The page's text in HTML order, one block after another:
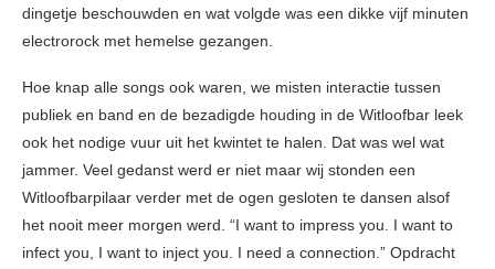
dingetje beschouwden en wat volgde was een dikke vijf minuten
electrorock met hemelse gezangen.
Hoe knap alle songs ook waren, we misten interactie tussen
publiek en band en de bezadigde houding in de Witloofbar leek
ook het nodige vuur uit het kwintet te halen. Dat was wel wat
jammer. Veel gedanst werd er niet maar wij stonden een
Witloofbarpilaar verder met de ogen gesloten te dansen alsof
het nooit meer morgen werd. “I want to impress you. I want to
infect you, I want to inject you. I need a connection.” Opdracht